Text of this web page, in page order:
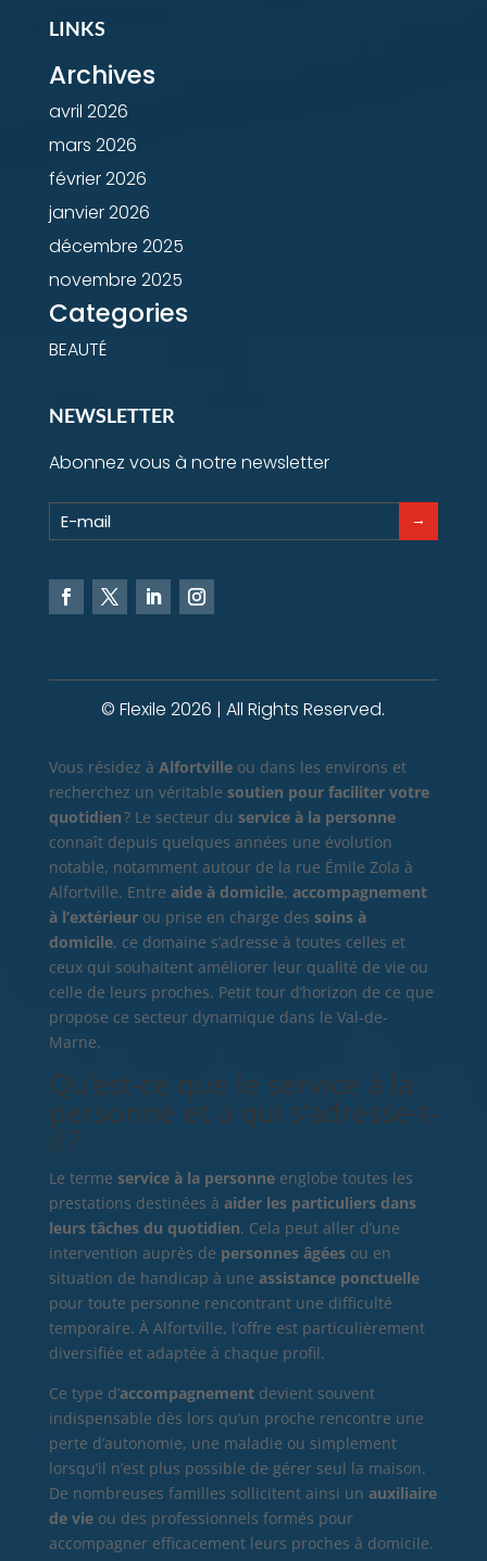
LINKS
Archives
avril 2026
mars 2026
février 2026
janvier 2026
décembre 2025
novembre 2025
Categories
BEAUTÉ
NEWSLETTER
Abonnez vous à notre newsletter
→
© Flexile 2026 | All Rights Reserved.
Vous résidez à Alfortvilleou dans les environs et
recherchez un véritable soutien pour faciliter votre
quotidien? Le secteur du service à la personne
connaît depuis quelques années une évolution
notable, notamment autour de la rue Émile Zola à
Alfortville. Entre aide à domicile, accompagnement
à l’extérieurou prise en charge des soins à
domicile, ce domaine s’adresse à toutes celles et
ceux qui souhaitent améliorer leur qualité de vie ou
celle de leurs proches. Petit tour d’horizon de ce que
propose ce secteur dynamique dans le Val-de-
Marne.
Qu’est-ce que le service à la
personne et à qui s’adresse-t-
il ?
Le terme service à la personneenglobe toutes les
prestations destinées à aider les particuliers dans
leurs tâches du quotidien. Cela peut aller d’une
intervention auprès de personnes âgéesou en
situation de handicap à une assistance ponctuelle
pour toute personne rencontrant une difficulté
temporaire. À Alfortville, l’offre est particulièrement
diversifiée et adaptée à chaque profil.
Ce type d’accompagnementdevient souvent
indispensable dès lors qu’un proche rencontre une
perte d’autonomie, une maladie ou simplement
lorsqu’il n’est plus possible de gérer seul la maison.
De nombreuses familles sollicitent ainsi un auxiliaire
de vieou des professionnels formés pour
accompagner efficacement leurs proches à domicile.